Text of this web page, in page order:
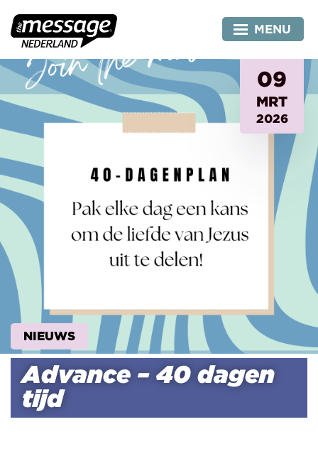
to
content
MENU
09
MRT
2026
NIEUWS
Advance – 40 dagen
tijd